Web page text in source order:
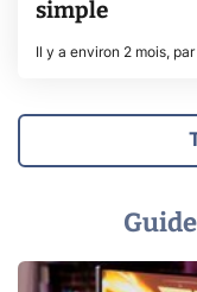
simple
Il y a environ 2 mois, par